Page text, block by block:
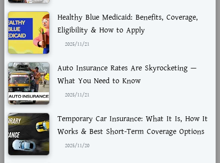
Healthy Blue Medicaid: Benefits, Coverage,
Eligibility & How to Apply
2025/11/21
Auto Insurance Rates Are Skyrocketing —
What You Need to Know
2025/11/21
Temporary Car Insurance: What It Is, How It
Works & Best Short-Term Coverage Options
2025/11/20